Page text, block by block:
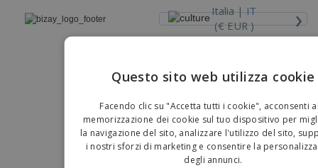
Italia |IT
(€ EUR )
›
Copyright © 2026 - BIZAY . Tutti i diritti riservati.
Questo sito web utilizza cookie
Facendo clic su "Accetta tutti i cookie", acconsenti
memorizzazione dei cookie sul tuo dispositivo per
la navigazione del sito, analizzare l'utilizzo del sito,
i nostri sforzi di marketing e consentire la
degli annunci.